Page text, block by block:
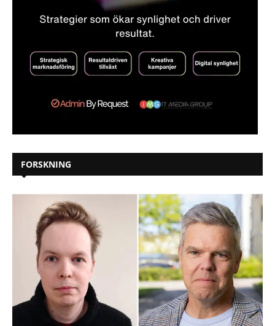
FORSKNING